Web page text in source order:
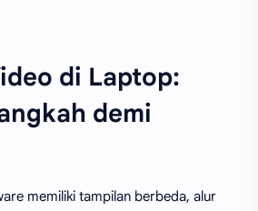
di Laptop:
demi
memiliki tampilan berbeda, alur